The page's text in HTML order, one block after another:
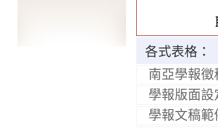
各式表格：
南亞學報徵
學報版面設
學報文稿範